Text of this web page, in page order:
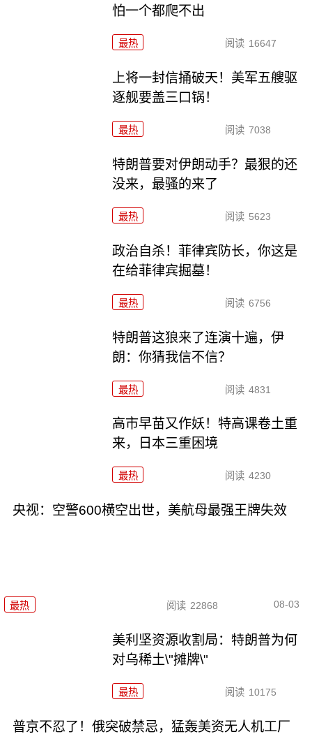
怕一个都爬不出
最热 阅读 16647
上将一封信捅破天！美军五艘驱
逐舰要盖三口锅！
最热 阅读 7038
特朗普要对伊朗动手？最狠的还
没来，最骚的来了
最热 阅读 5623
政治自杀！菲律宾防长，你这是
在给菲律宾掘墓！
最热 阅读 6756
特朗普这狼来了连演十遍，伊
朗：你猜我信不信？
最热 阅读 4831
高市早苗又作妖！特高课卷土重
来，日本三重困境
最热 阅读 4230
央视：空警600横空出世，美航母最强王牌失效
最热 阅读 22868 08-03
美利坚资源收割局：特朗普为何
对乌稀土\"摊牌\"
最热 阅读 10175
普京不忍了！俄突破禁忌，猛轰美资无人机工厂